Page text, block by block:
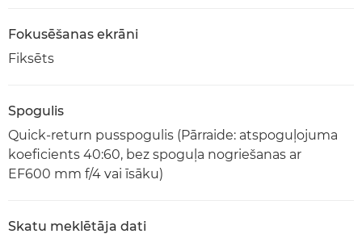
Fokusēšanas ekrāni
Fiksēts
Spogulis
Quick-return pusspogulis (Pārraide: atspoguļojuma
koeficients 40:60, bez spoguļa nogriešanas ar
EF600 mm f/4 vai īsāku)
Skatu meklētāja dati